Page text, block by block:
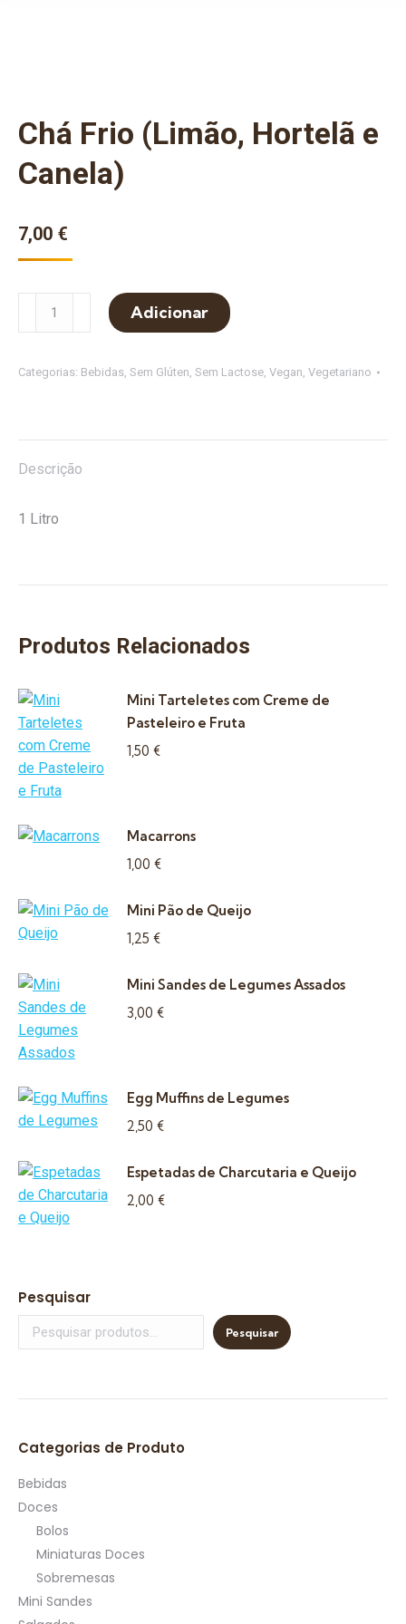
Chá Frio (Limão, Hortelã e
Canela)
7,00 €
Quantidade
Frio
e
Canela)
Adicionar
Categorias: Bebidas, Sem Glúten, Sem Lactose, Vegan, Vegetariano
Descrição
1 Litro
Produtos Relacionados
Mini Tarteletes com Creme de
Pasteleiro e Fruta
1,50 €
Macarrons
1,00 €
Mini Pão de Queijo
1,25 €
Mini Sandes de Legumes Assados
3,00 €
Egg Muffins de Legumes
2,50 €
Espetadas de Charcutaria e Queijo
2,00 €
Pesquisar
Pesquisar
Categorias de Produto
Bebidas
Doces
Bolos
Miniaturas Doces
Sobremesas
Mini Sandes